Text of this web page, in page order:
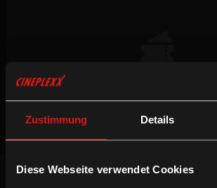
Zustimmung Details
Diese Webseite verwendet Cookies
Keine Vorstellungen